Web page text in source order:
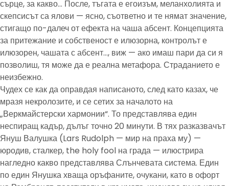
сърце, за какво… После, тъгата е егоизъм, меланхолията и
скепсисът са ялови — ясно, съответно и те нямат значение,
стигащо по-далеч от ефекта на чаша абсент. Концепцията
за притежание и собственост е илюзорна, контролът е
илюзорен, чашата с абсент…, виж — ако имаш пари да си я
позволиш, тя може да е реална метафора. Страданието е
неизбежно.
Чудех се как да оправдая написаното, след като казах, че
мразя некролозите, и се сетих за началото на
„Веркмайстерски хармонии“. То представлява един
неспиращ кадър, дълъг точно 20 минути. В тях разказвачът
Януш Валушка (Lars Rudolph — мир на праха му) —
юродив, сталкер, the holy fool на града — илюстрира
нагледно какво представлява Слънчевата система. Един
по един Янушка хваща оръфаните, очукани, като в офорт